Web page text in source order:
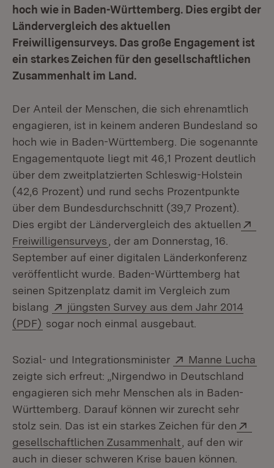
hoch wie in Baden-Württemberg. Dies ergibt der
Ländervergleich des aktuellen
Freiwilligensurveys. Das große Engagement ist
ein starkes Zeichen für den gesellschaftlichen
Zusammenhalt im Land.
Der Anteil der Menschen, die sich ehrenamtlich
engagieren, ist in keinem anderen Bundesland so
hoch wie in Baden-Württemberg. Die sogenannte
Engagementquote liegt mit 46,1 Prozent deutlich
über dem zweitplatzierten Schleswig-Holstein
(42,6 Prozent) und rund sechs Prozentpunkte
über dem Bundesdurchschnitt (39,7 Prozent).
Dies ergibt der Ländervergleich des aktuellen
Freiwilligensurveys (Öffnet in neuem Fenster)
, der am Donnerstag, 16.
September auf einer digitalen Länderkonferenz
veröffentlicht wurde. Baden-Württemberg hat
seinen Spitzenplatz damit im Vergleich zum
bislang
Extern:
jüngsten Survey aus dem Jahr 2014
(PDF) (Öffnet in neuem Fenster)
sogar noch einmal ausgebaut.
Sozial- und Integrationsminister Extern:
Manne Lucha
zeigte sich erfreut: „Nirgendwo in Deutschland
engagieren sich mehr Menschen als in Baden-
Württemberg. Darauf können wir zurecht sehr
stolz sein. Das ist ein starkes Zeichen für den
gesellschaftlichen Zusammenhalt (Öffnet in neuem
, auf den wir
auch in dieser schweren Krise bauen können.